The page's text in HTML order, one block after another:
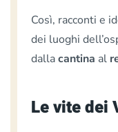
Così, racconti e
dei luoghi
dallacantina al
Le vite dei